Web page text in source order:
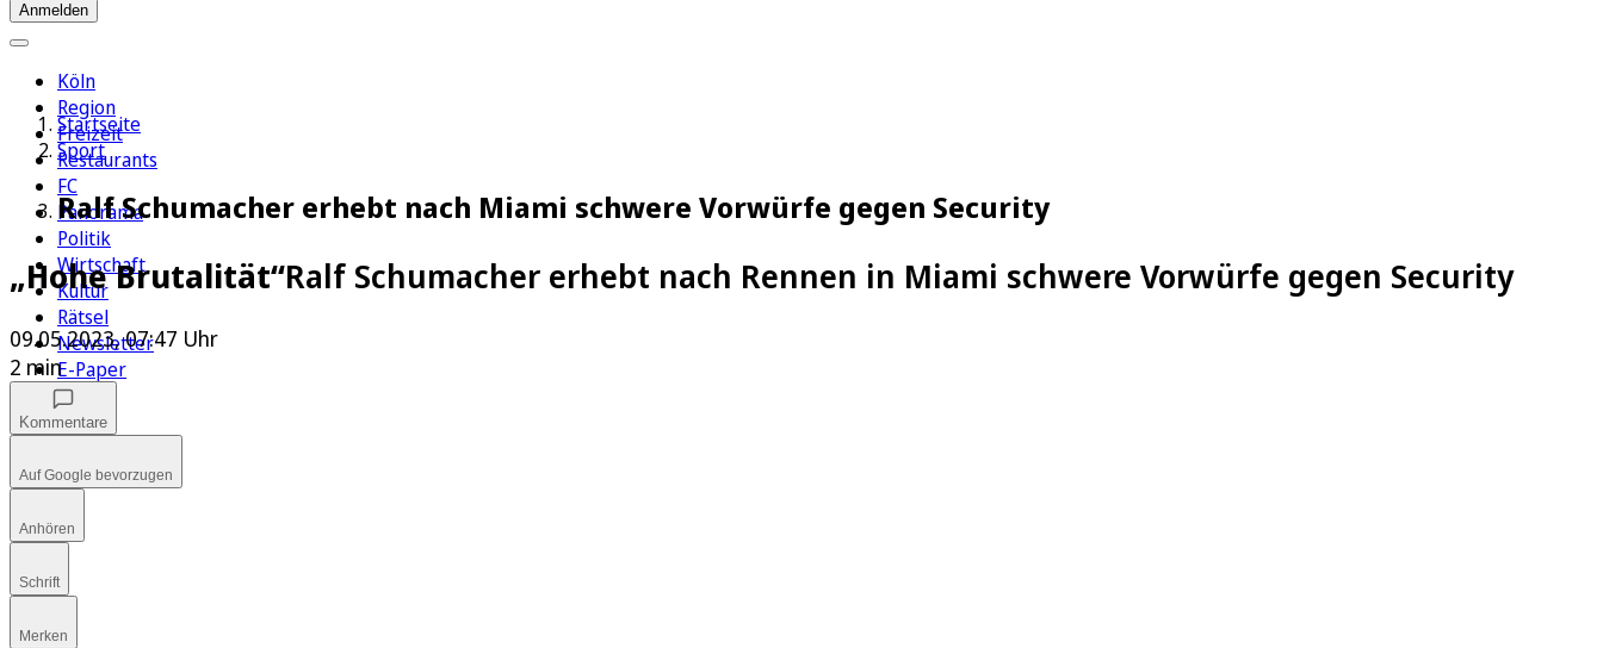
Anmelden
Köln
Region
Freizeit
Restaurants
FC
Panorama
Politik
Wirtschaft
Kultur
Rätsel
Newsletter
E-Paper
Startseite
Sport
Ralf Schumacher erhebt nach Miami schwere Vorwürfe gegen Security
„Hohe Brutalität“Ralf Schumacher erhebt nach Rennen in Miami schwere Vorwürfe gegen Security
09.05.2023, 07:47 Uhr
2 min
Kommentare
Auf Google bevorzugen
Anhören
Schrift
Merken